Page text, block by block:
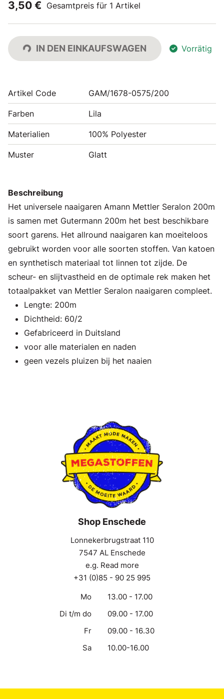
3,50 € Gesamtpreis für 1 Artikel
IN DEN EINKAUFSWAGEN Vorrätig
Artikel Code GAM/1678-0575/200
Farben Lila
Materialien 100% Polyester
Muster Glatt
Beschreibung
Het universele naaigaren Amann Mettler Seralon 200m
is samen met Gutermann 200m het best beschikbare
soort garens. Het allround naaigaren kan moeiteloos
gebruikt worden voor alle soorten stoffen. Van katoen
en synthetisch materiaal tot linnen tot zijde. De
scheur- en slijtvastheid en de optimale rek maken het
totaalpakket van Mettler Seralon naaigaren compleet.
Lengte: 200m
Dichtheid: 60/2
Gefabriceerd in Duitsland
voor alle materialen en naden
geen vezels pluizen bij het naaien
Shop Enschede
Lonnekerbrugstraat 110
7547 AL Enschede
e.g. Read more
+31 (0)85 - 90 25 995
Mo
13.00 - 17.00
Di t/m do
09.00 - 17.00
Fr
09.00 - 16.30
Sa
10.00-16.00